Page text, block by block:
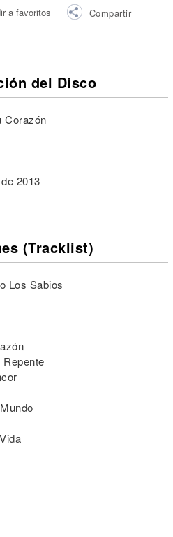
a favoritos Compartir
del Disco
Corazón
2013
(Tracklist)
Los Sabios